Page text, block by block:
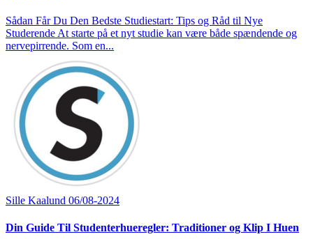
Sådan Får Du Den Bedste Studiestart: Tips og Råd til Nye
Studerende At starte på et nyt studie kan være både spændende og
nervepirrende. Som en...
Sille Kaalund 06/08-2024
Din Guide Til Studenterhueregler: Traditioner og Klip I Huen